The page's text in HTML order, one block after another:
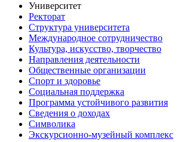
Университет
Ректорат
Структура университета
Международное сотрудничество
Культура, искусство, творчество
Направления деятельности
Общественные организации
Спорт и здоровье
Социальная поддержка
Программа устойчивого развития
Сведения о доходах
Символика
Экскурсионно-музейный комплекс